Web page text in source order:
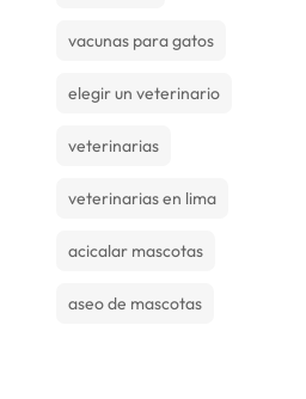
vacunas para gatos
elegir un veterinario
veterinarias
veterinarias en lima
acicalar mascotas
aseo de mascotas